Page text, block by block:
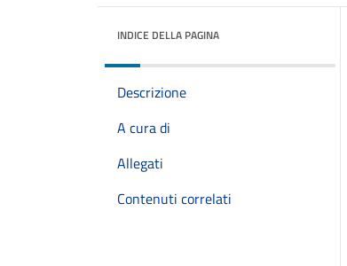
INDICE DELLA PAGINA
Descrizione
A cura di
Allegati
Contenuti correlati